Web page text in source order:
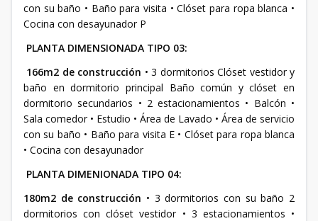
con su baño • Baño para visita • Clóset para ropa blanca •
Cocina con desayunador P
PLANTA DIMENSIONADA TIPO 03:
166m2 de construcción • 3 dormitorios Clóset vestidor y
baño en dormitorio principal Baño común y clóset en
dormitorio secundarios • 2 estacionamientos • Balcón •
Sala comedor • Estudio • Área de Lavado • Área de servicio
con su baño • Baño para visita E • Clóset para ropa blanca
• Cocina con desayunador
PLANTA DIMENIONADA TIPO 04:
180m2 de construcción • 3 dormitorios con su baño 2
dormitorios con clóset vestidor • 3 estacionamientos •